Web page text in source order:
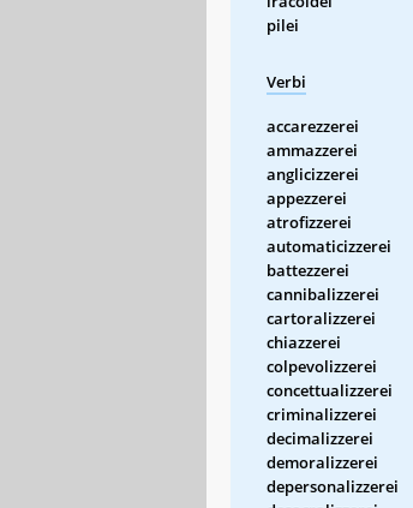
pilei
Verbi
accarezzerei
ammazzerei
anglicizzerei
appezzerei
atrofizzerei
automaticizzerei
battezzerei
cannibalizzerei
cartoralizzerei
chiazzerei
colpevolizzerei
concettualizzerei
criminalizzerei
decimalizzerei
demoralizzerei
depersonalizzerei